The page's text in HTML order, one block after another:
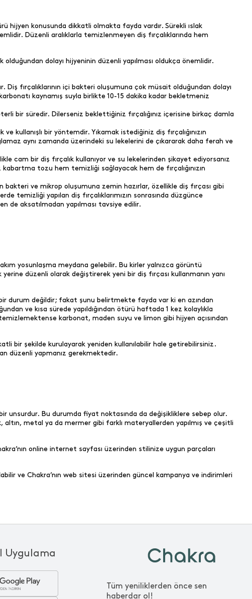
hijyen konusunda dikkatli olmakta fayda vardır. Sürekli ıslak
Düzenli aralıklarla temizlenmeyen diş fırçalıklarında hem
dolayı hijyeninin düzenli yapılması oldukça önemlidir.
fırçalıklarının içi bakteri oluşumuna çok müsait olduğundan dolayı
kaynamış suyla birlikte 10-15 dakika kadar bekletmeniz
bir süredir. Dilerseniz beklettiğiniz fırçalığınız içerisine birkaç damla
kullanışlı bir yöntemdir. Yıkamak istediğiniz diş fırçalığınızın
aynı zamanda üzerindeki su lekelerini de çıkararak daha ferah ve
cam bir diş fırçalık kullanıyor ve su lekelerinden şikayet ediyorsanız
kabartma tozu hem temizliği sağlayacak hem de fırçalığınızın
ve mikrop oluşumuna zemin hazırlar, özellikle diş fırçası gibi
temizliği yapılan diş fırçalıklarımızın sonrasında düzgünce
de aksatılmadan yapılması tavsiye edilir.
yosunlaşma meydana gelebilir. Bu kirler yalnızca görüntü
yerine düzenli olarak değiştirerek yeni bir diş fırçası kullanmanın yanı
durum değildir; fakat şunu belirtmekte fayda var ki en azından
ve kısa sürede yapıldığından ötürü haftada 1 kez kolaylıkla
karbonat, maden suyu ve limon gibi hijyen açısından
bir şekilde kurulayarak yeniden kullanılabilir hale getirebilirsiniz.
düzenli yapmanız gerekmektedir.
unsurdur. Bu durumda fiyat noktasında da değişikliklere sebep olur.
metal ya da mermer gibi farklı materyallerden yapılmış ve çeşitli
online internet sayfası üzerinden stilinize uygun parçaları
ve Chakra’nın web sitesi üzerinden güncel kampanya ve indirimleri
Tüm yeniliklerden önce sen
haberdar ol!
Uygulama